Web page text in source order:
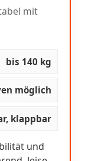
mit
bis 140 kg
möglich
klappbar
und